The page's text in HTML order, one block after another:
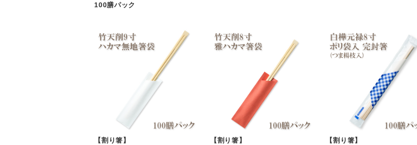
100膳パック
【割り箸】
【割り箸】
【割り箸】